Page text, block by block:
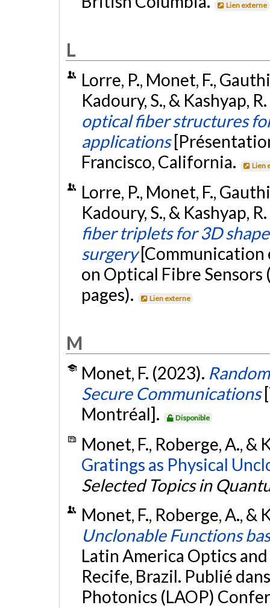
Lien externe
L
Lorre, P., Monet, F.,
Kadoury, S., & Kashyap,
optical fiber structures
applications
Francisco, California.
Lien
Lorre, P., Monet, F.,
Kadoury, S., & Kashyap,
fiber triplets for 3D
surgery
on Optical Fibre Sensors
pages).
Lien externe
M
Monet, F. (2023).
Secure Communications
Montréal].
Disponible
Monet, F., Roberge, A., &
Gratings as Physical
Selected Topics in
Monet, F., Roberge, A., &
Unclonable Functions
Latin America Optics
Recife, Brazil. Publié
Photonics (LAOP)